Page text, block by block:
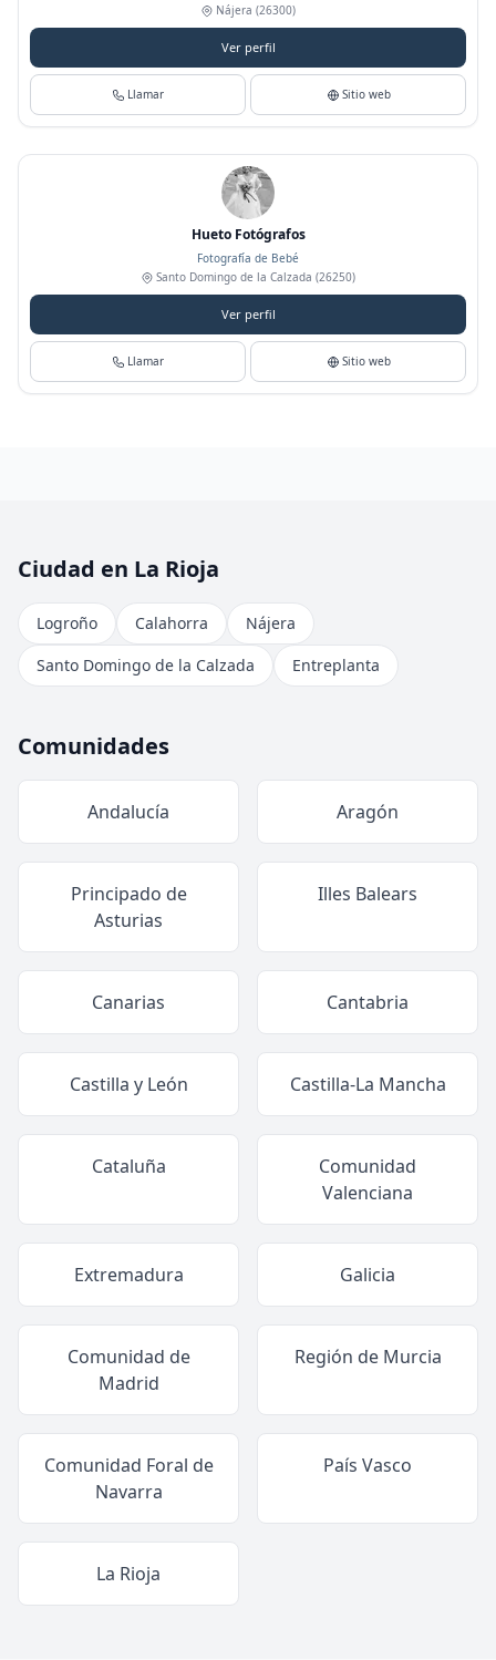
Nájera (26300)
Ver perfil
Llamar Sitio web
Hueto Fotógrafos
Fotografía de Bebé
Santo Domingo de la Calzada (26250)
Ver perfil
Llamar Sitio web
Ciudad en La Rioja
Logroño Calahorra
Nájera
Santo Domingo de la Calzada
Entreplanta
Comunidades
Andalucía Aragón
Principado de
Asturias
Illes Balears
Canarias Cantabria
Castilla y León Castilla-La Mancha
Cataluña
Comunidad
Valenciana
Extremadura Galicia
Comunidad de
Madrid
Región de Murcia
Comunidad Foral de
Navarra
País Vasco
La Rioja